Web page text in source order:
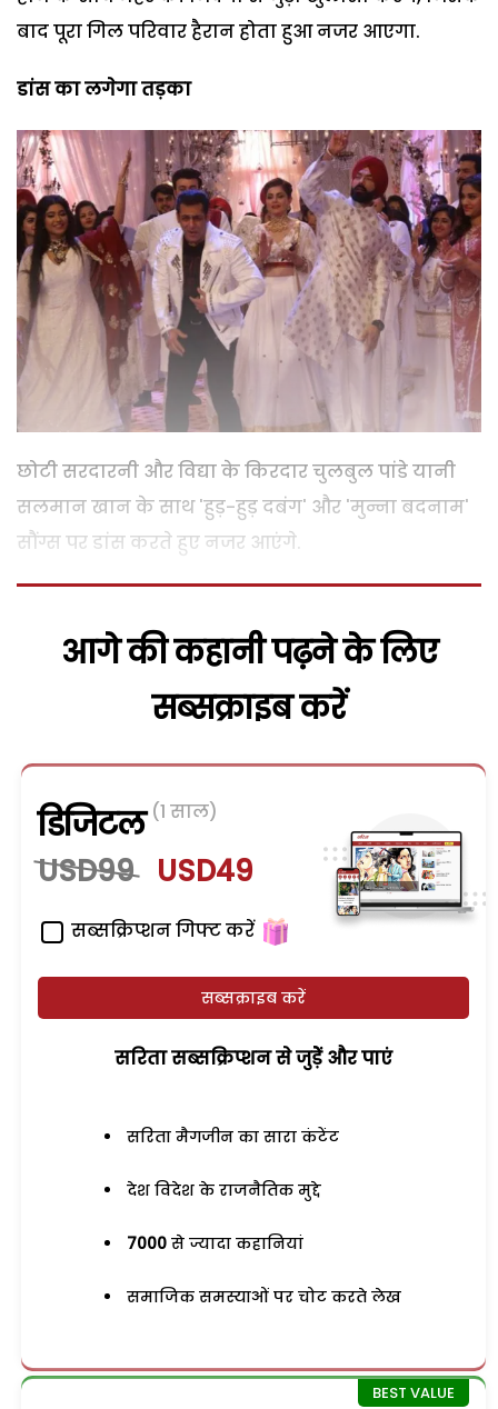
बाद पूरा गिल परिवार हैरान होता हुआ नजर आएगा.
डांस का लगेगा तड़का
छोटी सरदारनी और विद्या के किरदार चुलबुल पांडे यानी
सलमान खान के साथ 'हुड़-हुड़ दबंग' और 'मुन्ना बदनाम'
सौंग्स पर डांस करते हुए नजर आएंगे.
आगे की कहानी पढ़ने के लिए
सब्सक्राइब करें
डिजिटल (1 साल)
USD99 USD49
सब्सक्रिप्शन गिफ्ट करें
सब्सक्राइब करें
सरिता सब्सक्रिप्शन से जुड़ेें और पाएं
सरिता मैगजीन का सारा कंटेंट
देश विदेश के राजनैतिक मुद्दे
7000 से ज्यादा कहानियां
समाजिक समस्याओं पर चोट करते लेख